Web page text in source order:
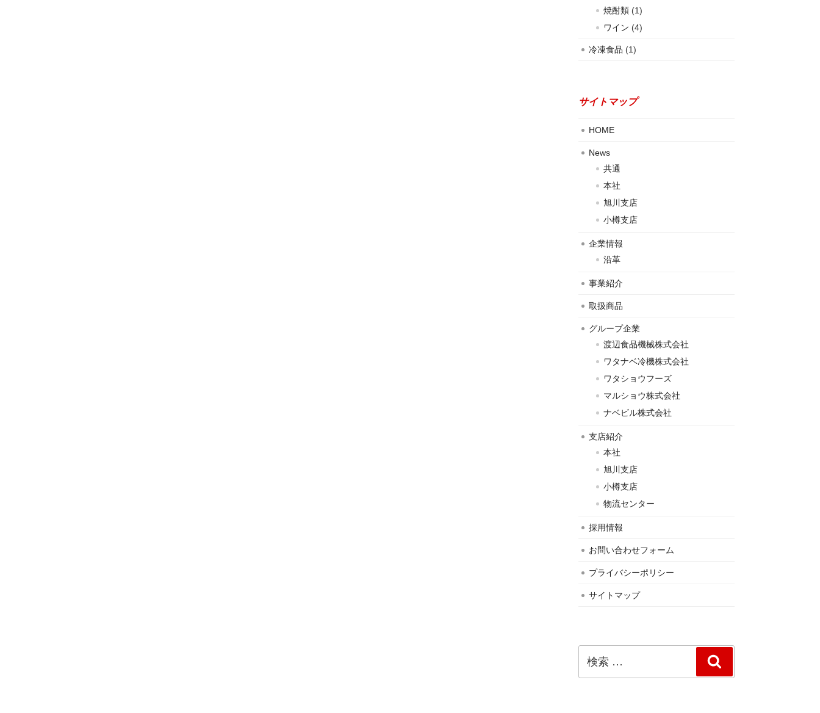
焼酎類 (1)
ワイン (4)
冷凍食品 (1)
サイトマップ
HOME
News
共通
本社
旭川支店
小樽支店
企業情報
沿革
事業紹介
取扱商品
グループ企業
渡辺食品機械株式会社
ワタナベ冷機株式会社
ワタショウフーズ
マルショウ株式会社
ナベビル株式会社
支店紹介
本社
旭川支店
小樽支店
物流センター
採用情報
お問い合わせフォーム
プライバシーポリシー
サイトマップ
索:
索